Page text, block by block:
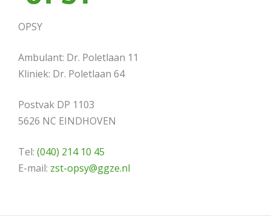
OPSY
Ambulant: Dr. Poletlaan 11
Kliniek: Dr. Poletlaan 64
Postvak DP 1103
5626 NC EINDHOVEN
Tel: (040) 214 10 45
E-mail: zst-opsy@ggze.nl